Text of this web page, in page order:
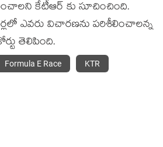
కేటీఆర్ కు సూచించింది.
ఎవరు విచారణను పరిశీలించాలన్న
తెలిపింది.
Formula E Race KTR